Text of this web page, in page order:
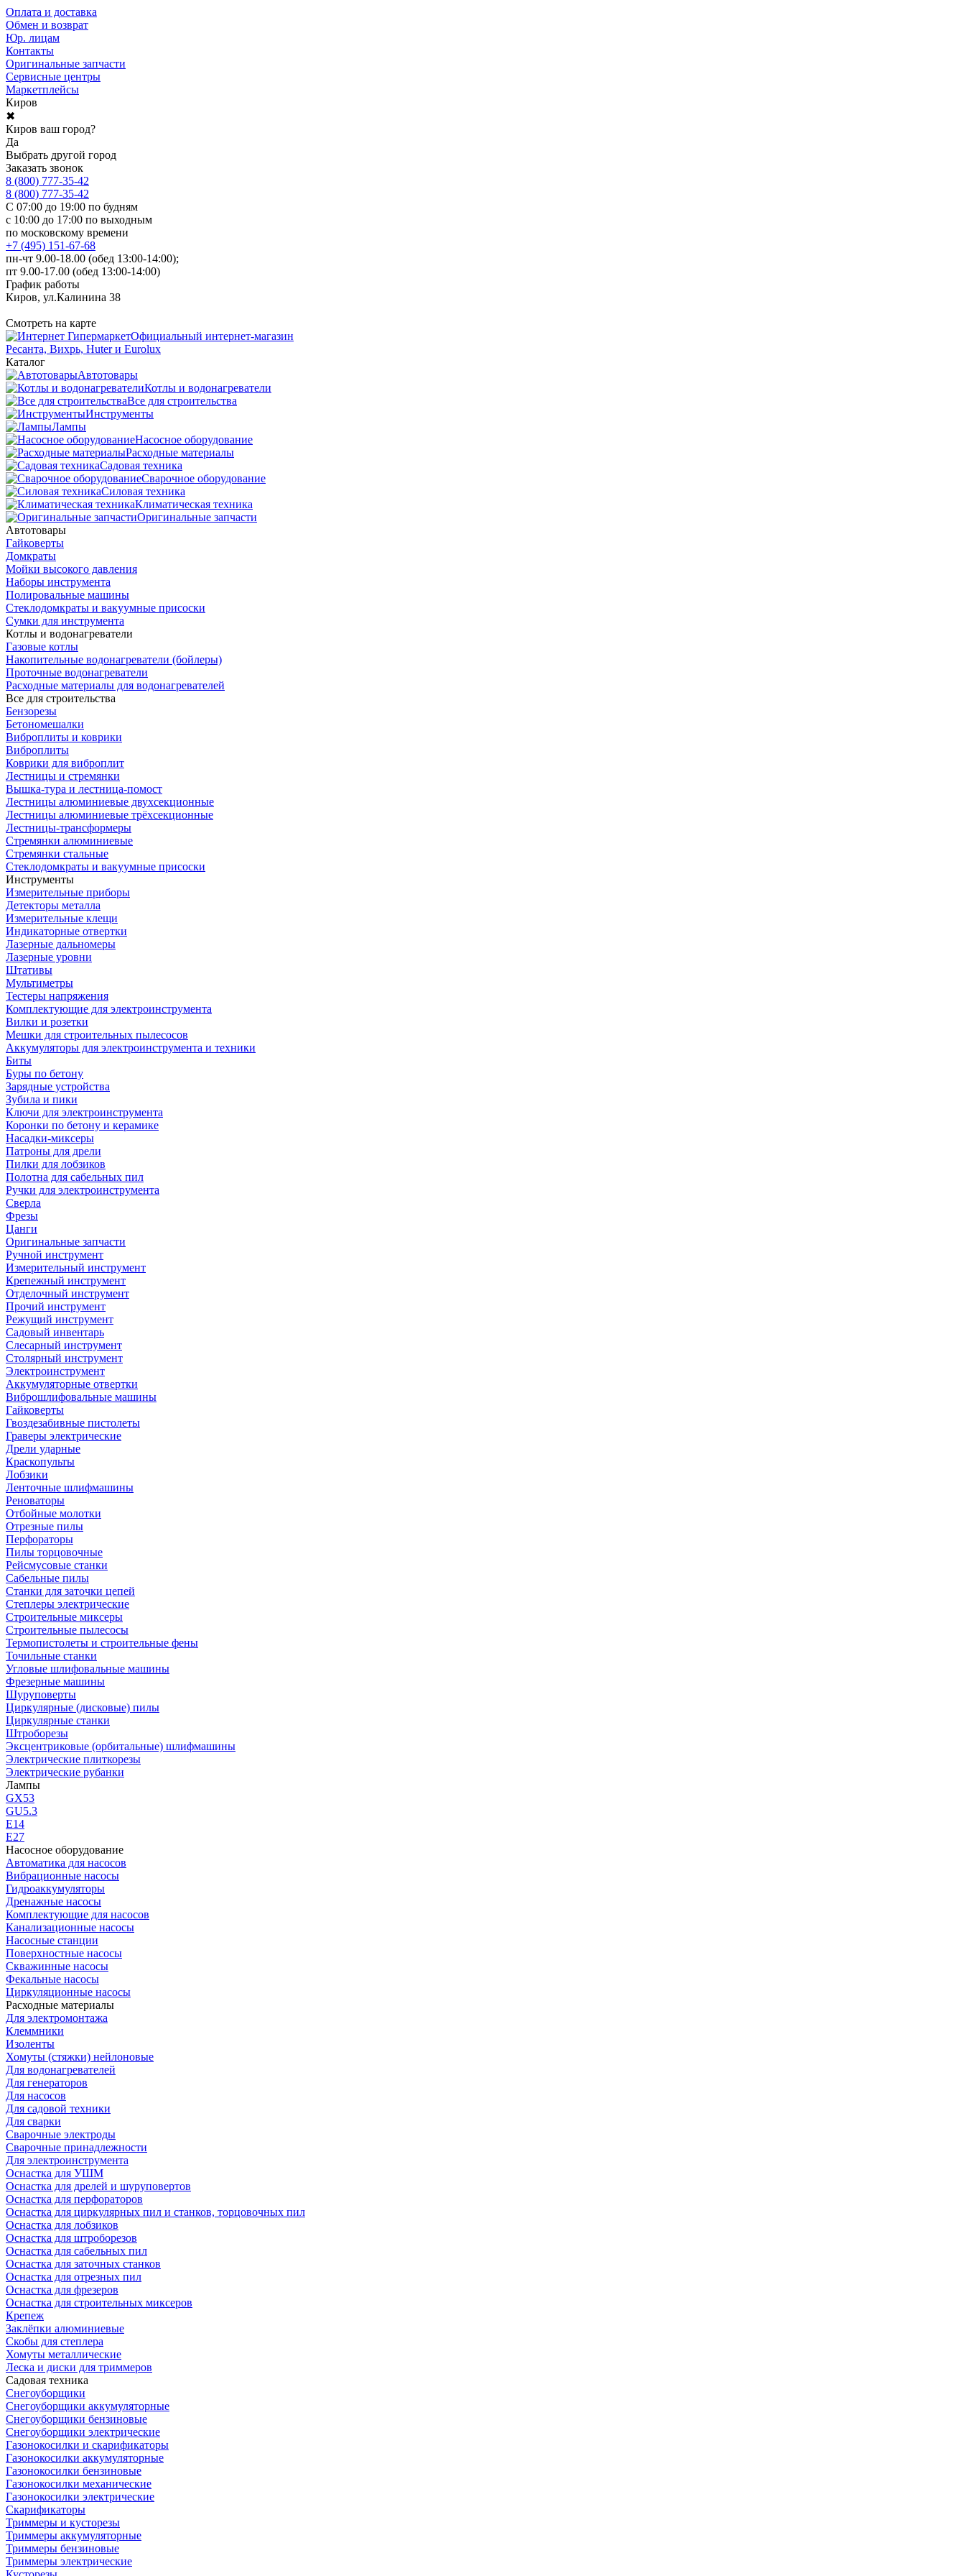
Оплата и доставка
Обмен и возврат
Юр. лицам
Контакты
Оригинальные запчасти
Сервисные центры
Маркетплейсы
Киров
✖
Киров ваш город?
Да
Выбрать другой город
Заказать звонок
8 (800) 777-35-42
8 (800) 777-35-42
С 07:00 до 19:00 по будням
с 10:00 до 17:00 по выходным
по московскому времени
+7 (495) 151-67-68
пн-чт 9.00-18.00 (обед 13:00-14:00);
пт 9.00-17.00 (обед 13:00-14:00)
График работы
Киров, ул.Калинина 38
Смотреть на карте
Официальный интернет-магазин
Ресанта, Вихрь, Huter и Eurolux
Каталог
Автотовары
Котлы и водонагреватели
Все для строительства
Инструменты
Лампы
Насосное оборудование
Расходные материалы
Садовая техника
Сварочное оборудование
Силовая техника
Климатическая техника
Оригинальные запчасти
Автотовары
Гайковерты
Домкраты
Мойки высокого давления
Наборы инструмента
Полировальные машины
Стеклодомкраты и вакуумные присоски
Сумки для инструмента
Котлы и водонагреватели
Газовые котлы
Накопительные водонагреватели (бойлеры)
Проточные водонагреватели
Расходные материалы для водонагревателей
Все для строительства
Бензорезы
Бетономешалки
Виброплиты и коврики
Виброплиты
Коврики для виброплит
Лестницы и стремянки
Вышка-тура и лестница-помост
Лестницы алюминиевые двухсекционные
Лестницы алюминиевые трёхсекционные
Лестницы-трансформеры
Стремянки алюминиевые
Стремянки стальные
Стеклодомкраты и вакуумные присоски
Инструменты
Измерительные приборы
Детекторы металла
Измерительные клещи
Индикаторные отвертки
Лазерные дальномеры
Лазерные уровни
Штативы
Мультиметры
Тестеры напряжения
Комплектующие для электроинструмента
Вилки и розетки
Мешки для строительных пылесосов
Аккумуляторы для электроинструмента и техники
Биты
Буры по бетону
Зарядные устройства
Зубила и пики
Ключи для электроинструмента
Коронки по бетону и керамике
Насадки-миксеры
Патроны для дрели
Пилки для лобзиков
Полотна для сабельных пил
Ручки для электроинструмента
Сверла
Фрезы
Цанги
Оригинальные запчасти
Ручной инструмент
Измерительный инструмент
Крепежный инструмент
Отделочный инструмент
Прочий инструмент
Режущий инструмент
Садовый инвентарь
Слесарный инструмент
Столярный инструмент
Электроинструмент
Аккумуляторные отвертки
Виброшлифовальные машины
Гайковерты
Гвоздезабивные пистолеты
Граверы электрические
Дрели ударные
Краскопульты
Лобзики
Ленточные шлифмашины
Реноваторы
Отбойные молотки
Отрезные пилы
Перфораторы
Пилы торцовочные
Рейсмусовые станки
Сабельные пилы
Станки для заточки цепей
Степлеры электрические
Строительные миксеры
Строительные пылесосы
Термопистолеты и строительные фены
Точильные станки
Угловые шлифовальные машины
Фрезерные машины
Шуруповерты
Циркулярные (дисковые) пилы
Циркулярные станки
Штроборезы
Эксцентриковые (орбитальные) шлифмашины
Электрические плиткорезы
Электрические рубанки
Лампы
GX53
GU5.3
Е14
Е27
Насосное оборудование
Автоматика для насосов
Вибрационные насосы
Гидроаккумуляторы
Дренажные насосы
Комплектующие для насосов
Канализационные насосы
Насосные станции
Поверхностные насосы
Скважинные насосы
Фекальные насосы
Циркуляционные насосы
Расходные материалы
Для электромонтажа
Клеммники
Изоленты
Хомуты (стяжки) нейлоновые
Для водонагревателей
Для генераторов
Для насосов
Для садовой техники
Для сварки
Сварочные электроды
Сварочные принадлежности
Для электроинструмента
Оснастка для УШМ
Оснастка для дрелей и шуруповертов
Оснастка для перфораторов
Оснастка для циркулярных пил и станков, торцовочных пил
Оснастка для лобзиков
Оснастка для штроборезов
Оснастка для сабельных пил
Оснастка для заточных станков
Оснастка для отрезных пил
Оснастка для фрезеров
Оснастка для строительных миксеров
Крепеж
Заклёпки алюминиевые
Скобы для степлера
Хомуты металлические
Леска и диски для триммеров
Садовая техника
Снегоуборщики
Снегоуборщики аккумуляторные
Снегоуборщики бензиновые
Снегоуборщики электрические
Газонокосилки и скарификаторы
Газонокосилки аккумуляторные
Газонокосилки бензиновые
Газонокосилки механические
Газонокосилки электрические
Скарификаторы
Триммеры и кусторезы
Триммеры аккумуляторные
Триммеры бензиновые
Триммеры электрические